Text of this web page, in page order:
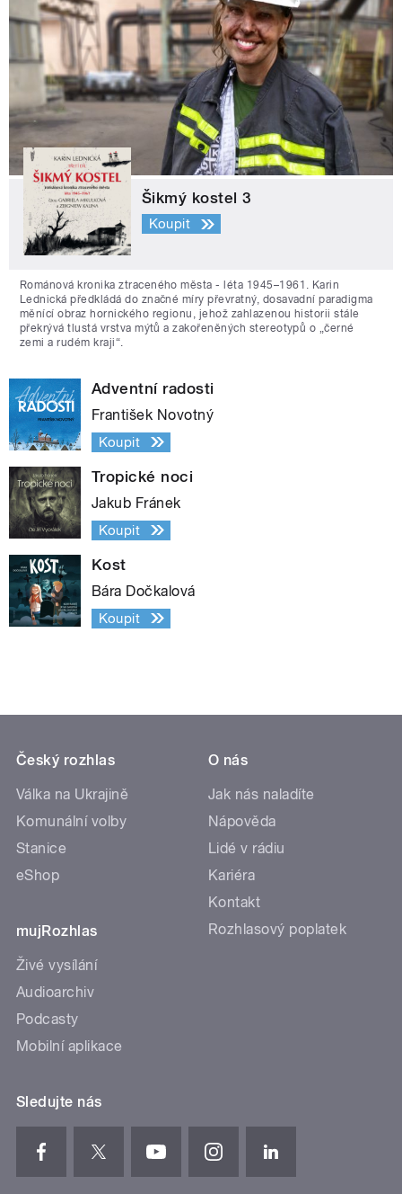
Šikmý kostel 3
Koupit
Románová kronika ztraceného města - léta 1945–1961. Karin
Lednická předkládá do značné míry převratný, dosavadní paradigma
měnící obraz hornického regionu, jehož zahlazenou historii stále
překrývá tlustá vrstva mýtů a zakořeněných stereotypů o „černé
zemi a rudém kraji“.
Adventní radosti
František Novotný
Koupit
Tropické noci
Jakub Fránek
Koupit
Kost
Bára Dočkalová
Koupit
Český rozhlas
Válka na Ukrajině
Komunální volby
Stanice
eShop
mujRozhlas
Živé vysílání
Audioarchiv
Podcasty
Mobilní aplikace
O nás
Jak nás naladíte
Nápověda
Lidé v rádiu
Kariéra
Kontakt
Rozhlasový poplatek
Sledujte nás